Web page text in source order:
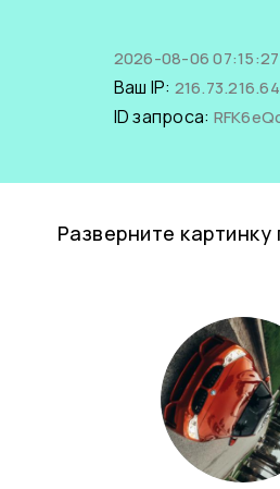
2026-08-06
Ваш IP: 216.73.216.64
ID запроса:
Разверните